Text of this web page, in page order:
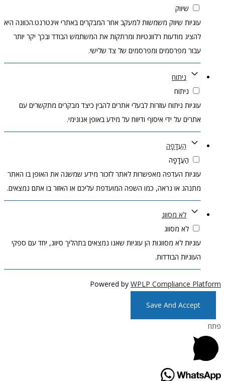
שיווק
עוגיות שיווק משמשות למעקב אחר המבקרים באתרי אינטרנט.הכוונה היא
להציג מודעות רלוונטיות ומרתקות את המשתמש הבודד ובכך יקר יותר
עבור מפרסמים ומפרסמים של צד שלישי.
ניתוח
ניתוח
עוגיות ניתוח עוזרות לבעלי אתרים להבין כיצד מבקרים מתקשרים עם
אתרים על ידי איסוף ודיווח על מידע באופן אנונימי.
הַעֲדָפָה
הַעֲדָפָה
עוגיות העדפה מאפשרות לאתר לזכור מידע שמשנה את האופן בו האתר
מתנהג או נראה, כמו השפה המועדפת עליכם או האזור בו אתם נמצאים.
לא מסווג
לא מסווג
עוגיות לא מסווגות הן עוגיות שאנו נמצאים בתהליך סיווג, יחד עם ספקי
העוגיות הבודדות.
Powered by WPLP Compliance Platform
Save And Accept
פתח